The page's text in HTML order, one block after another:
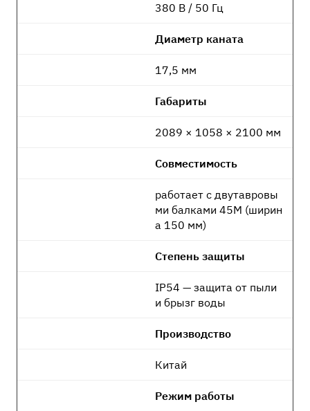
380 В / 50 Гц
Диаметр каната
17,5 мм
Габариты
2089 × 1058 × 2100 мм
Совместимость
работает с двутавровы
ми балками 45М (ширин
а 150 мм)
Степень защиты
IP54 — защита от пыли
и брызг воды
Производство
Китай
Режим работы